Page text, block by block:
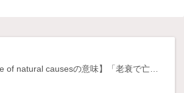
of natural causesの意味】「老衰で亡…